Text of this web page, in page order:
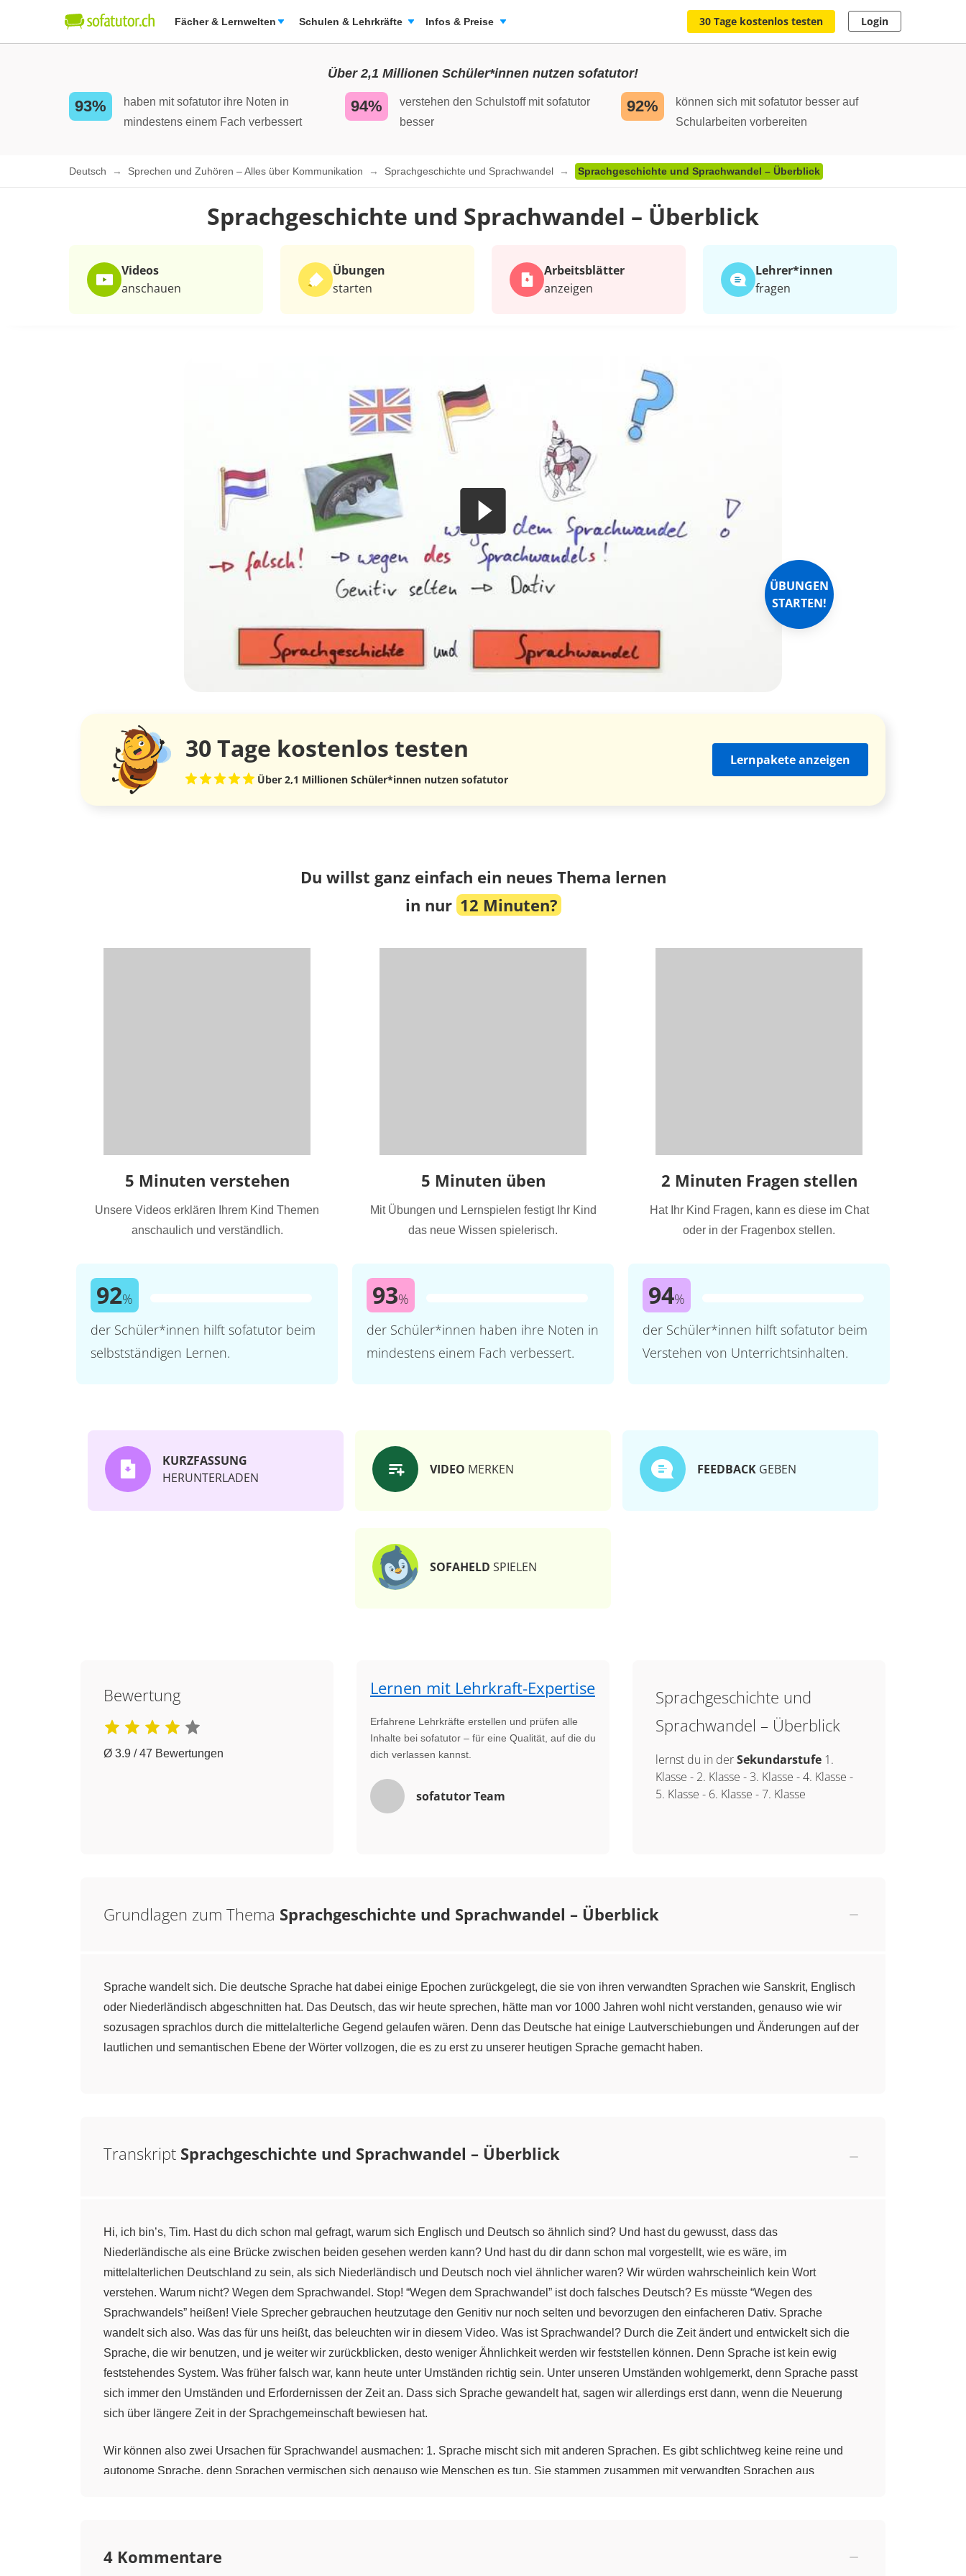
Fächer & Lernwelten Schulen & Lehrkräfte Infos & Preise 30 Tage kostenlos testen Login
Über 2,1 Millionen Schüler*innen nutzen sofatutor!
93%
haben mit sofatutor ihre Noten in
mindestens einem Fach verbessert
94%
verstehen den Schulstoff mit sofatutor
besser
92%
können sich mit sofatutor besser auf
Schularbeiten vorbereiten
Deutsch Sprechen und Zuhören – Alles über Kommunikation Sprachgeschichte und Sprachwandel Sprachgeschichte und Sprachwandel – Überblick
Sprachgeschichte und Sprachwandel – Überblick
Videos
anschauen
Übungen
starten
Arbeits­blätter
anzeigen
Lehrer*​innen
fragen
ÜBUNGEN
STARTEN!
30 Tage kostenlos testen
Über 2,1 Millionen Schüler*innen nutzen sofatutor
Lernpakete anzeigen
Du willst ganz einfach ein neues Thema lernen
in nur 12 Minuten?
5 Minuten verstehen
Unsere Videos erklären Ihrem Kind Themen
anschaulich und verständlich.
92%
der Schüler*innen hilft sofatutor beim
selbstständigen Lernen.
5 Minuten üben
Mit Übungen und Lernspielen festigt Ihr Kind
das neue Wissen spielerisch.
93%
der Schüler*innen haben ihre Noten in
mindestens einem Fach verbessert.
2 Minuten Fragen stellen
Hat Ihr Kind Fragen, kann es diese im Chat
oder in der Fragenbox stellen.
94%
der Schüler*innen hilft sofatutor beim
Verstehen von Unterrichtsinhalten.
KURZFASSUNG
HERUNTERLADEN
VIDEO MERKEN FEEDBACK GEBEN
SOFAHELD SPIELEN
Bewertung
Ø 3.9 / 47 Bewertungen
Lernen mit Lehrkraft-Expertise
Erfahrene Lehrkräfte erstellen und prüfen alle
Inhalte bei sofatutor – für eine Qualität, auf die du
dich verlassen kannst.
sofatutor Team
Sprachgeschichte und
Sprachwandel – Überblick
lernst du in derSekundarstufe 1.
Klasse - 2. Klasse - 3. Klasse -4. Klasse -
5. Klasse - 6. Klasse -7. Klasse
Grundlagen zum Thema Sprachgeschichte und Sprachwandel – Überblick
Sprache wandelt sich. Die deutsche Sprache hat dabei einige Epochen zurückgelegt, die sie von ihren verwandten Sprachen wie Sanskrit, Englisch
oder Niederländisch abgeschnitten hat. Das Deutsch, das wir heute sprechen, hätte man vor 1000 Jahren wohl nicht verstanden, genauso wie wir
sozusagen sprachlos durch die mittelalterliche Gegend gelaufen wären. Denn das Deutsche hat einige Lautverschiebungen und Änderungen auf der
lautlichen und semantischen Ebene der Wörter vollzogen, die es zu erst zu unserer heutigen Sprache gemacht haben.
Transkript Sprachgeschichte und Sprachwandel – Überblick
Hi, ich bin’s, Tim. Hast du dich schon mal gefragt, warum sich Englisch und Deutsch so ähnlich sind? Und hast du gewusst, dass das
Niederländische als eine Brücke zwischen beiden gesehen werden kann? Und hast du dir dann schon mal vorgestellt, wie es wäre, im
mittelalterlichen Deutschland zu sein, als sich Niederländisch und Deutsch noch viel ähnlicher waren? Wir würden wahrscheinlich kein Wort
verstehen. Warum nicht? Wegen dem Sprachwandel. Stop! “Wegen dem Sprachwandel” ist doch falsches Deutsch? Es müsste “Wegen des
Sprachwandels” heißen! Viele Sprecher gebrauchen heutzutage den Genitiv nur noch selten und bevorzugen den einfacheren Dativ. Sprache
wandelt sich also. Was das für uns heißt, das beleuchten wir in diesem Video. Was ist Sprachwandel? Durch die Zeit ändert und entwickelt sich die
Sprache, die wir benutzen, und je weiter wir zurückblicken, desto weniger Ähnlichkeit werden wir feststellen können. Denn Sprache ist kein ewig
feststehendes System. Was früher falsch war, kann heute unter Umständen richtig sein. Unter unseren Umständen wohlgemerkt, denn Sprache passt
sich immer den Umständen und Erfordernissen der Zeit an. Dass sich Sprache gewandelt hat, sagen wir allerdings erst dann, wenn die Neuerung
sich über längere Zeit in der Sprachgemeinschaft bewiesen hat.
Wir können also zwei Ursachen für Sprachwandel ausmachen: 1. Sprache mischt sich mit anderen Sprachen. Es gibt schlichtweg keine reine und
autonome Sprache, denn Sprachen vermischen sich genauso wie Menschen es tun. Sie stammen zusammen mit verwandten Sprachen aus
4 Kommentare